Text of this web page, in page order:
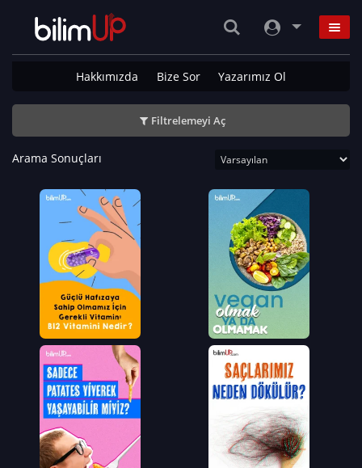
Hakkımızda Bize Sor Yazarımız Ol
Filtrelemeyi Aç
Arama Sonuçları